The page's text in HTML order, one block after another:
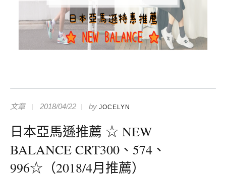
文章 2018/04/22 by JOCELYN
日本亞馬遜推薦 ☆ NEW
BALANCE CRT300、574、
996☆（2018/4月推薦）